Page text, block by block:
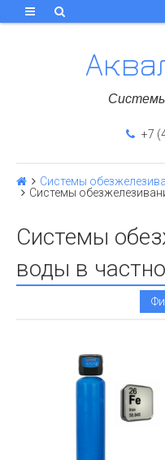
+7
Системы
Системы
Системы
воды в